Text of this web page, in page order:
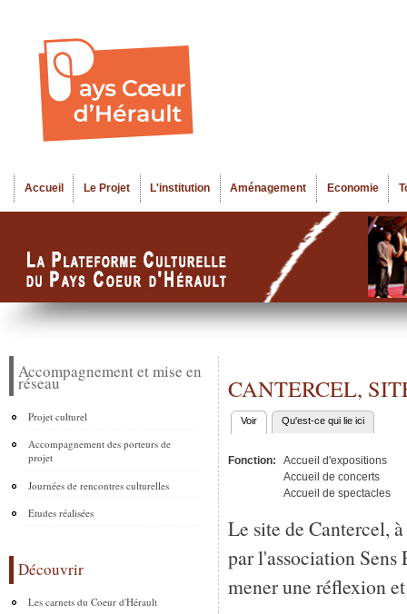
Menu principal
Accueil Le Projet L'institution Aménagement Economie
Accompagnement et mise en
réseau
Projet culturel
Accompagnement des porteurs de
projet
Journées de rencontres culturelles
Etudes réalisées
Découvrir
Les carnets du Coeur d'Hérault
CANTERCEL,
Onglets principaux
Voir (onglet actif)
Qu'est-ce qui lie ici
Fonction:
Accueil d'expositions
Accueil de concerts
Accueil de spectacles
Le site de Cantercel,
par l'association Sens
mener une réflexion